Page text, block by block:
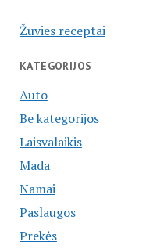
Žuvies receptai
KATEGORIJOS
Auto
Be kategorijos
Laisvalaikis
Mada
Namai
Paslaugos
Prekės